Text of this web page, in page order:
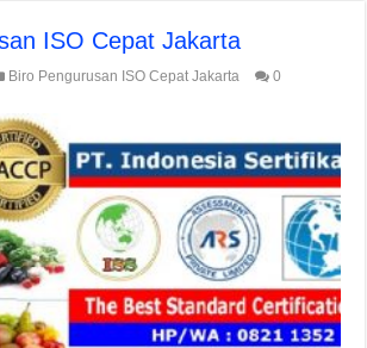
ISO Cepat Jakarta
Biro Pengurusan ISO Cepat Jakarta
0